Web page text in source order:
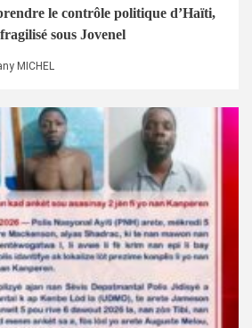
le contrôle politique d’Haïti,
sous Jovenel
MICHEL